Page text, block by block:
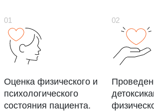
Оценка физического и
психологического
состояния пациента.